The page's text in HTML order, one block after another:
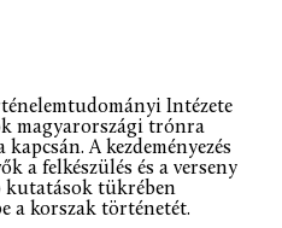
Intézete
magyarországi trónra
A kezdeményezés
a felkészülés és a verseny
kutatások tükrében
a korszak történetét.